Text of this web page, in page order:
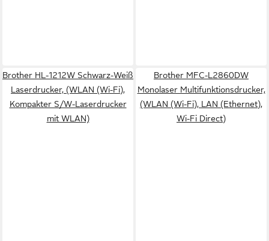
Brother HL-1212W Schwarz-Weiß
Laserdrucker, (WLAN (Wi-Fi),
Kompakter S/W-Laserdrucker
mit WLAN)
Brother MFC-L2860DW
Monolaser Multifunktionsdrucker,
(WLAN (Wi-Fi), LAN (Ethernet),
Wi-Fi Direct)